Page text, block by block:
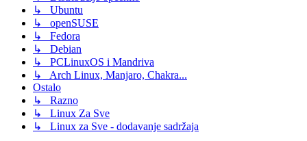
↳ Ubuntu
↳ openSUSE
↳ Fedora
↳ Debian
↳ PCLinuxOS i Mandriva
↳ Arch Linux, Manjaro, Chakra...
Ostalo
↳ Razno
↳ Linux Za Sve
↳ Linux za Sve - dodavanje sadržaja